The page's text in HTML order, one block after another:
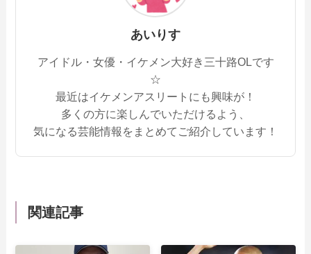
あいりす
アイドル・女優・イケメン大好き三十路OLです
☆
最近はイケメンアスリートにも興味が！
多くの方に楽しんでいただけるよう、
気になる芸能情報をまとめてご紹介しています！
関連記事